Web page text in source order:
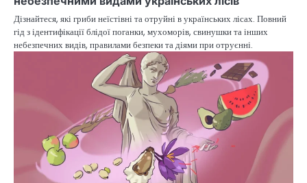
Дізнайтеся, які гриби неїстівні та отруйні в українських лісах. Повний
гід з ідентифікації блідої поганки, мухоморів, свинушки та інших
небезпечних видів, правилами безпеки та діями при отруєнні.